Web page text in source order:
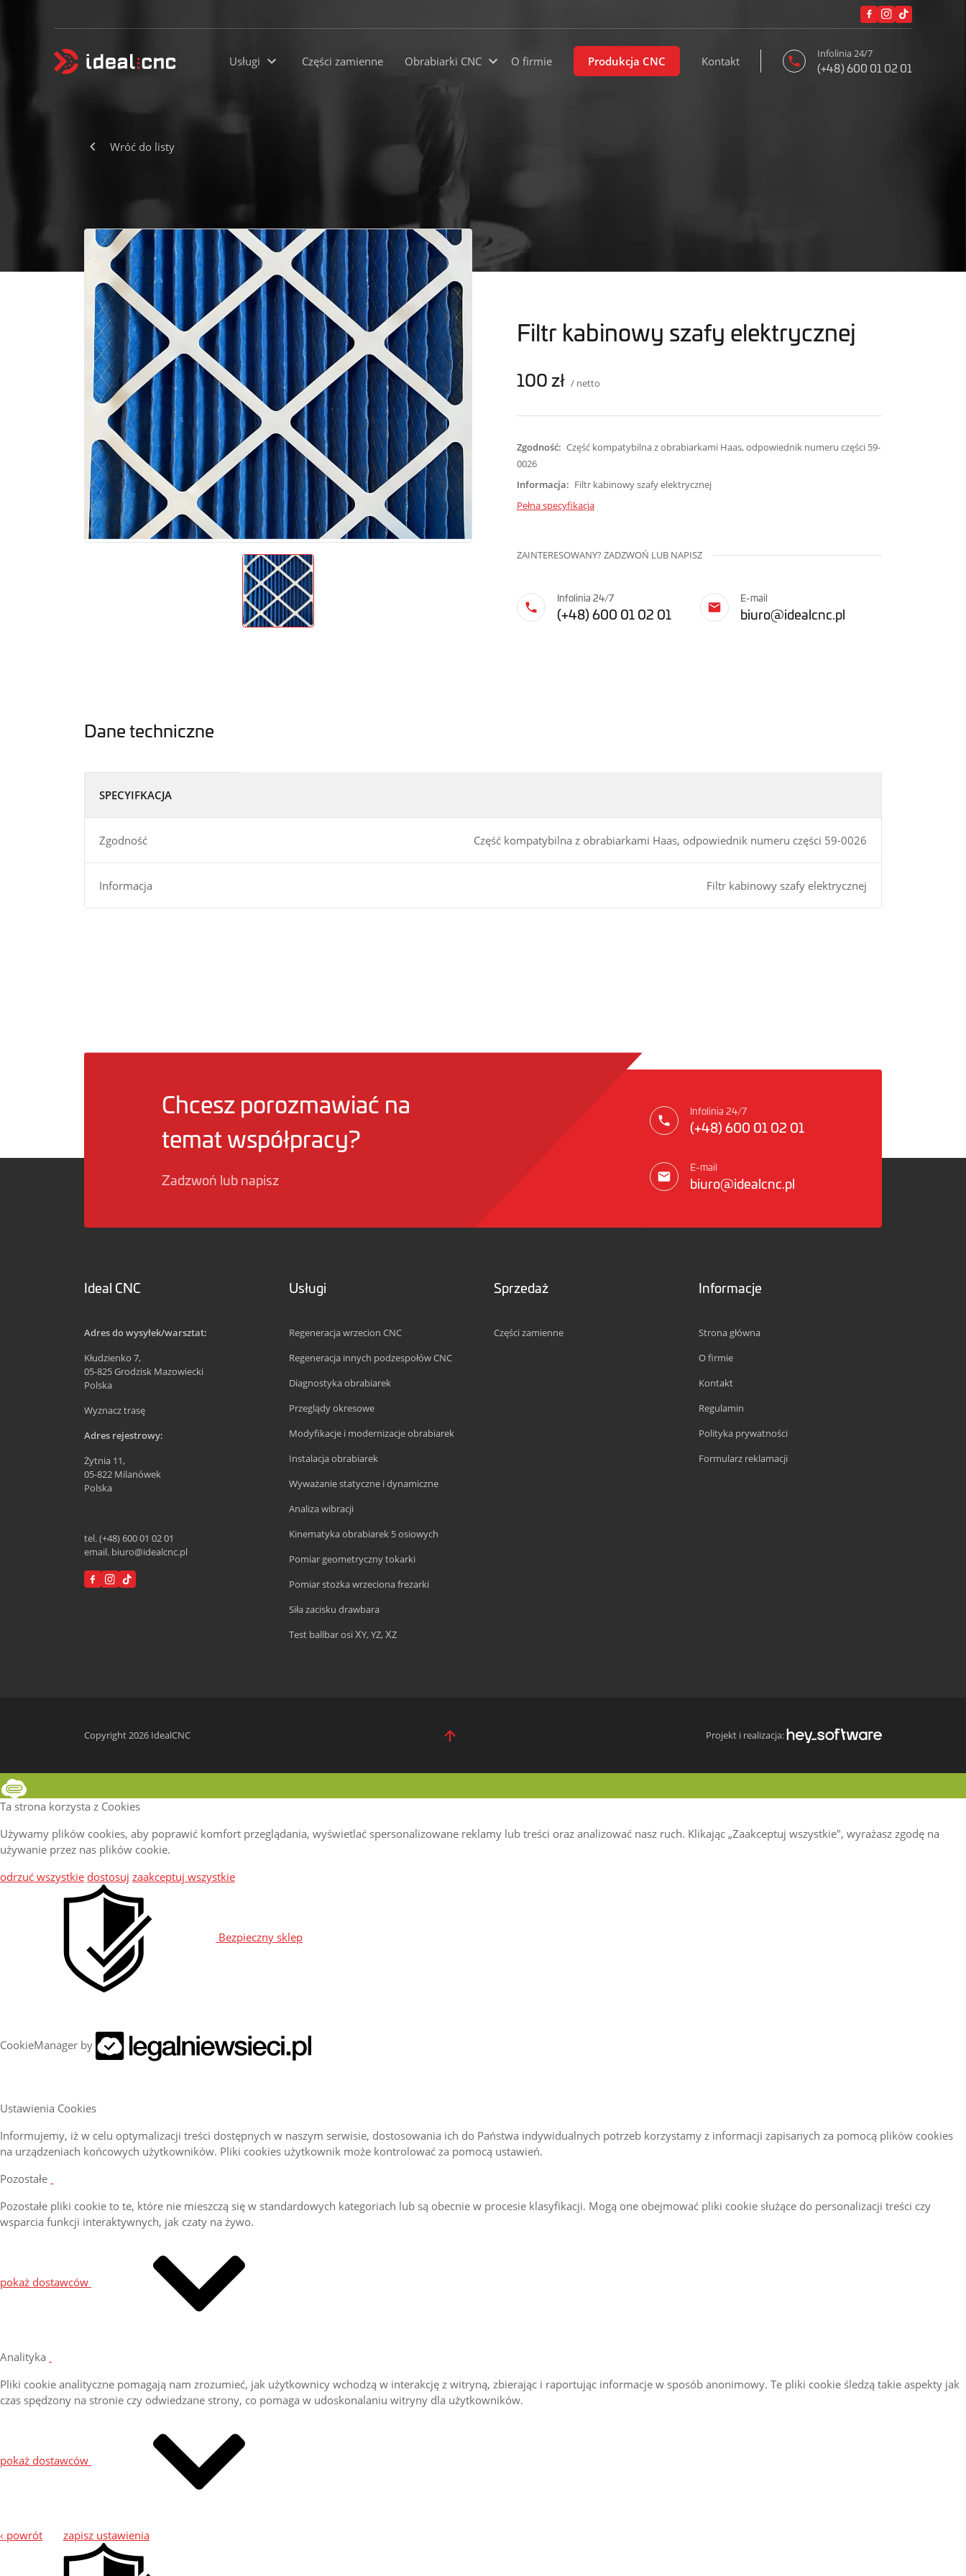
Usługi Części zamienne Obrabiarki CNC O firmie Produkcja CNC Kontakt
Infolinia 24/7
(+48) 600 01 02 01
Wróć do listy
Filtr kabinowy szafy elektrycznej
100 zł / netto
Zgodność: Część kompatybilna z obrabiarkami Haas, odpowiednik numeru części 59-
0026
Informacja: Filtr kabinowy szafy elektrycznej
Pełna specyfikacja
ZAINTERESOWANY? ZADZWOŃ LUB NAPISZ
Infolinia 24/7
(+48) 600 01 02 01
E-mail
biuro@idealcnc.pl
Dane techniczne
SPECYIFKACJA
Zgodność Część kompatybilna z obrabiarkami Haas, odpowiednik numeru części 59-0026
Informacja Filtr kabinowy szafy elektrycznej
Chcesz porozmawiać na
temat współpracy?
Zadzwoń lub napisz
Infolinia 24/7
(+48) 600 01 02 01
E-mail
biuro@idealcnc.pl
Ideal CNC
Adres do wysyłek/warsztat:
Kłudzienko 7,
05-825 Grodzisk Mazowiecki
Polska
Wyznacz trasę
Adres rejestrowy:
Żytnia 11,
05-822 Milanówek
Polska
tel. (+48) 600 01 02 01
email. biuro@idealcnc.pl
Usługi
Regeneracja wrzecion CNC
Regeneracja innych podzespołów CNC
Diagnostyka obrabiarek
Przeglądy okresowe
Modyfikacje i modernizacje obrabiarek
Instalacja obrabiarek
Wyważanie statyczne i dynamiczne
Analiza wibracji
Kinematyka obrabiarek 5 osiowych
Pomiar geometryczny tokarki
Pomiar stożka wrzeciona frezarki
Siła zacisku drawbara
Test ballbar osi XY, YZ, XZ
Sprzedaż
Części zamienne
Informacje
Strona główna
O firmie
Kontakt
Regulamin
Polityka prywatności
Formularz reklamacji
Copyright 2026 IdealCNC Projekt i realizacja:
Ta strona korzysta z Cookies
Używamy plików cookies, aby poprawić komfort przeglądania, wyświetlać spersonalizowane reklamy lub treści oraz analizować nasz ruch. Klikając „Zaakceptuj wszystkie", wyrażasz zgodę na
używanie przez nas plików cookie.
odrzuć wszystkie dostosuj zaakceptuj wszystkie
Bezpieczny sklep
CookieManager by
Ustawienia Cookies
Informujemy, iż w celu optymalizacji treści dostępnych w naszym serwisie, dostosowania ich do Państwa indywidualnych potrzeb korzystamy z informacji zapisanych za pomocą plików cookies
na urządzeniach końcowych użytkowników. Pliki cookies użytkownik może kontrolować za pomocą ustawień.
Pozostałe
Pozostałe pliki cookie to te, które nie mieszczą się w standardowych kategoriach lub są obecnie w procesie klasyfikacji. Mogą one obejmować pliki cookie służące do personalizacji treści czy
wsparcia funkcji interaktywnych, jak czaty na żywo.
pokaż dostawców
Analityka
Pliki cookie analityczne pomagają nam zrozumieć, jak użytkownicy wchodzą w interakcję z witryną, zbierając i raportując informacje w sposób anonimowy. Te pliki cookie śledzą takie aspekty jak
czas spędzony na stronie czy odwiedzane strony, co pomaga w udoskonalaniu witryny dla użytkowników.
pokaż dostawców
‹ powrót zapisz ustawienia